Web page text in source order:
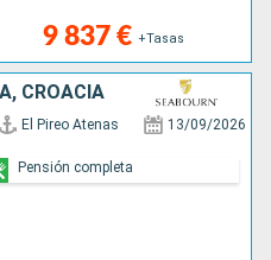
9 837 € +Tasas
CROACIA
El Pireo Atenas 13/09/2026
Pensión completa